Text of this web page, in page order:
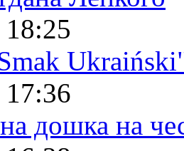
дошка на